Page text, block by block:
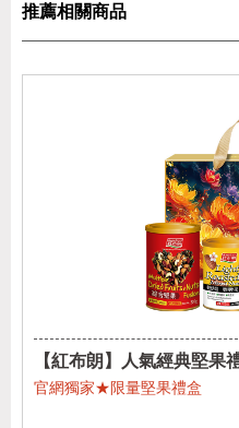
推薦相關商品
【紅布朗】人氣經典堅果
烤杏仁果)
官網獨家★限量堅果禮盒